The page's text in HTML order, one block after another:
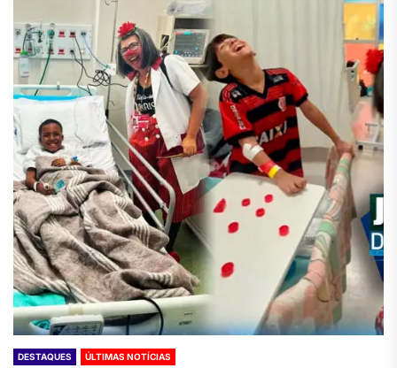
DESTAQUES ÚLTIMAS NOTÍCIAS